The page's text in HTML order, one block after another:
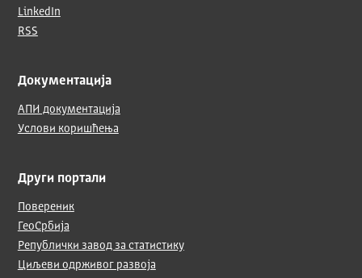
LinkedIn
RSS
Документација
АПИ документација
Услови коришћења
Други портали
Повереник
ГеоСрбија
Републички завод за статистику
Циљеви одрживог развоја